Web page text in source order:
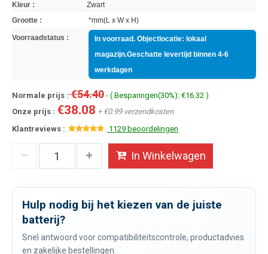
Kleur :
Zwart
Grootte :
*mm(L x W x H)
Voorraadstatus :
In voorraad. Objectlocatie: lokaal
magazijn.Geschatte levertijd binnen 4-6
werkdagen
Normale prijs :€54.40 - ( Besparingen(30%): €16.32 )
Onze prijs : €38.08 + €0.99 verzendkosten
Klantreviews :
1129 beoordelingen
In Winkelwagen
Hulp nodig bij het kiezen van de juiste
batterij?
Snel antwoord voor compatibiliteitscontrole, productadvies
en zakelijke bestellingen.